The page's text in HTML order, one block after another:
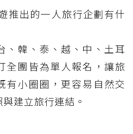
推出的一人旅行企劃有什
、韓、泰、越、中、土耳
全團皆為單人報名，讓旅
有小圈圈，更容易自然交
建立旅行連結。